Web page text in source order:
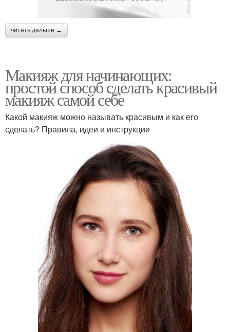
читать дальше →
Макияж для начинающих:
простой способ сделать красивый
макияж самой себе
Какой макияж можно называть красивым и как его
сделать? Правила, идеи и инструкции